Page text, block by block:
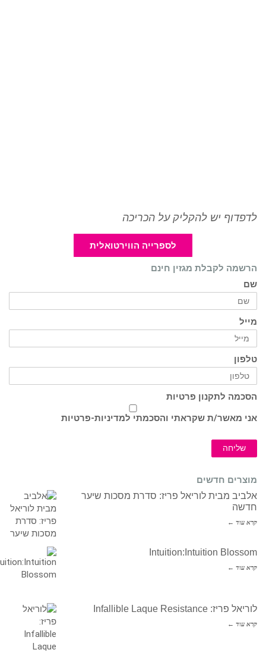
לדפדוף יש להקליק על הכריכה
לספרייה הווירטואלית
הרשמה לקבלת מגזין חינם
שם
מייל
טלפון
הסכמה לתקנון פרטיות
אני מאשר/ת שקראתי והסכמתי למדיניות-פרטיות
שליחה
מוצרים חדשים
אלביב מבית לוריאל פריז: סדרת מסכות שיער
חדשה
קרא עוד ←
Intuition:Intuition Blossom
קרא עוד ←
לוריאל פריז: Infallible Laque Resistance
קרא עוד ←